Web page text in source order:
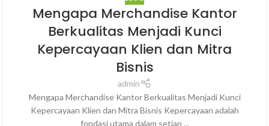
Mengapa Merchandise Kantor
Berkualitas Menjadi Kunci
Kepercayaan Klien dan Mitra
Bisnis
admin
Mengapa Merchandise Kantor Berkualitas Menjadi Kunci
Kepercayaan Klien dan Mitra Bisnis Kepercayaan adalah
fondasi utama dalam setiap ...